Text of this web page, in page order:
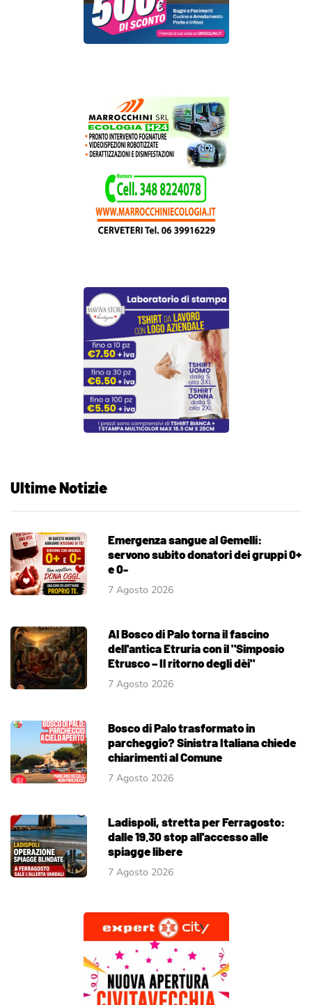
Ultime Notizie
Emergenza sangue al Gemelli:
servono subito donatori dei gruppi 0+
e 0-
7 Agosto 2026
Al Bosco di Palo torna il fascino
dell'antica Etruria con il "Simposio
Etrusco – Il ritorno degli dèi"
7 Agosto 2026
Bosco di Palo trasformato in
parcheggio? Sinistra Italiana chiede
chiarimenti al Comune
7 Agosto 2026
Ladispoli, stretta per Ferragosto:
dalle 19.30 stop all'accesso alle
spiagge libere
7 Agosto 2026